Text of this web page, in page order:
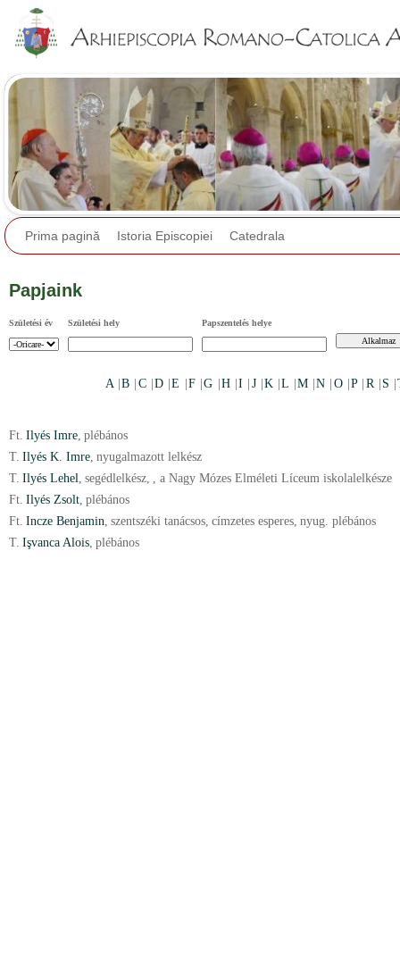
Prima pagină Istoria Episcopiei Catedrala
Papjaink
Születési év Születési hely Papszentelés helye
A |B C |D |E F |G H |I J K |L M |N O |P R S |
Ft. Ilyés Imre, plébános
T. Ilyés K. Imre, nyugalmazott lelkész
T. Ilyés Lehel, segédlelkész, , a Nagy Mózes Elméleti Líceum iskolalelkésze
Ft. Ilyés Zsolt, plébános
Ft. Incze Benjamin, szentszéki tanácsos, címzetes esperes, nyug. plébános
T. Işvanca Alois, plébános